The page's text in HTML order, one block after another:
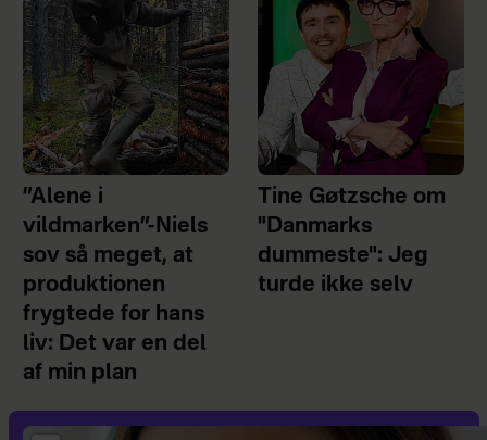
”Alene i
vildmarken”-Niels
sov så meget, at
produktionen
frygtede for hans
liv: Det var en del
af min plan
Tine Gøtzsche om
"Danmarks
dummeste": Jeg
turde ikke selv